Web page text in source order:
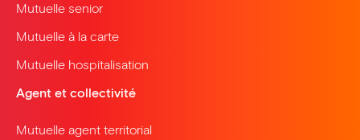
Mutuelle senior
Mutuelle à la carte
Mutuelle hospitalisation
Agent et collectivité
Mutuelle agent territorial